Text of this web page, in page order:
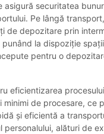
asigură securitatea
Pe lângă
de depozitare prin
punând la dispoziție
pentru o
eficientizarea
minimi de procesare, ce
și eficientă a
personalului, alături de